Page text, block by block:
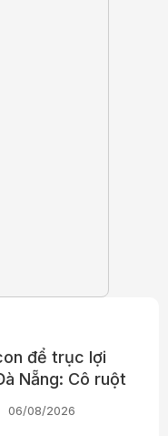
để trục lợi
Nẵng: Cô ruột
hiệu bất thường
06/08/2026